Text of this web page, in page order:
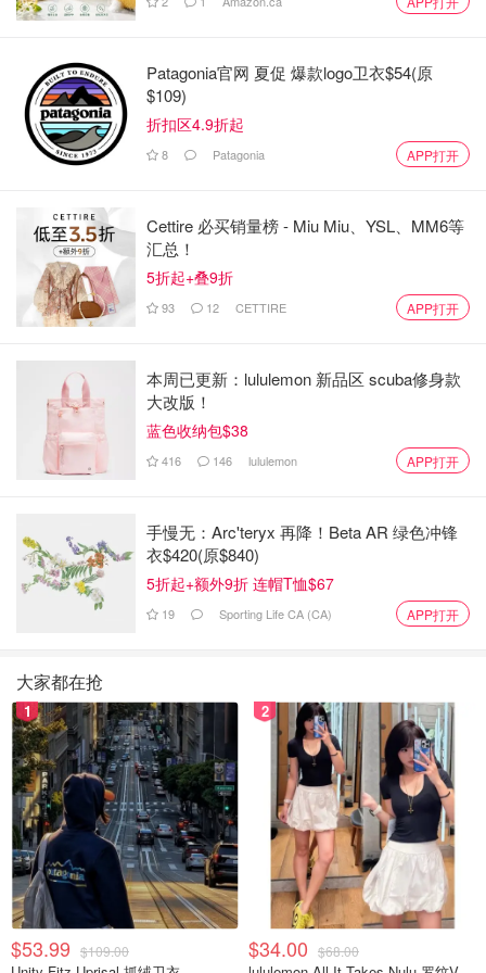
为讲法语的学生提供量身定制的课程。
该省以麦吉尔大学（McGill University）和蒙特利尔大学
（Université de Montréal）等院校而闻名。
PEQ：魁北克毕业生，适用于从符合条件的魁北克院
校获得文凭并具备中高级法语知识的学生。
优势：
独特的文化体验：魁北克受其法国传统影响，文化氛围
浓厚。
学费较低：魁北克居民（包括成为居民的留学生）可享
受较低的学费。
语言障碍： 要在魁北克就业市场和移民程序中取得成
功，必须熟练掌握法语。
OOliviaZZ 1.5w
阿尔伯塔省提名项目
阿尔伯塔省以其优美的自然风光和强劲的经济而闻名，尤其
是在石油和天然气行业。
该省是阿尔伯塔大学和卡尔加里大学的所在地。
针对国际学生的主要
AAIP项目：
Patagonia官网 夏促 爆款logo卫衣$54(原
$109)
折扣区4.9折起
8 Patagonia APP打开
Cettire 必买销量榜 - Miu Miu、YSL、MM6等
汇总！
5折起+叠9折
93 12 CETTIRE APP打开
本周已更新：lululemon 新品区 scuba修身款
大改版！
蓝色收纳包$38
416 146 lululemon APP打开
手慢无：Arc'teryx 再降！Beta AR 绿色冲锋
衣$420(原$840)
5折起+额外9折 连帽T恤$67
19 Sporting Life CA (CA) APP打开
大家都在抢
1
$53.99 $109.00
2
$34.00 $68.00